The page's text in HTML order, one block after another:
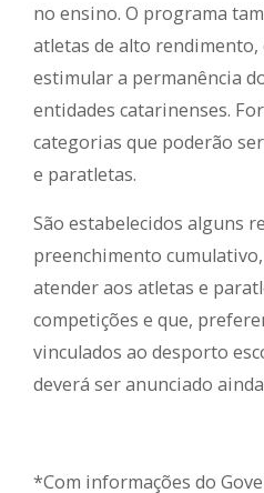
no ensino. O programa
atletas de alto
estimular a permanência
entidades catarinenses.
categorias que poderão
e paratletas.
São estabelecidos alguns
preenchimento
atender aos atletas e
competições e que,
vinculados ao desporto
deverá ser anunciado
*Com informações do